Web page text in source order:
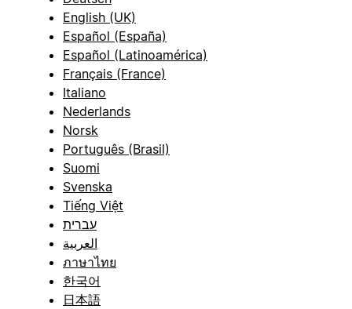
English (UK)
Español (España)
Español (Latinoamérica)
Français (France)
Italiano
Nederlands
Norsk
Português (Brasil)
Suomi
Svenska
Tiếng Việt
עברית
العربية
ภาษาไทย
한국어
日本語